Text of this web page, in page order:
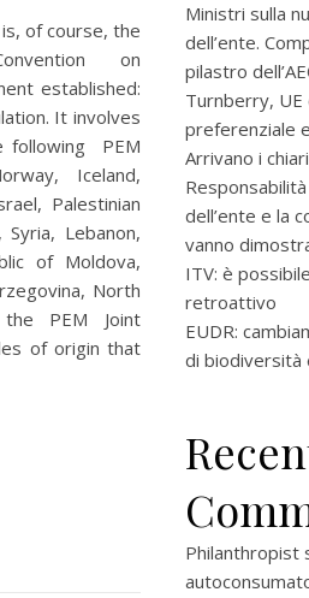
of course, the
on
established:
It involves
following PEM
Iceland,
Palestinian
Lebanon,
of Moldova,
North
PEM Joint
of origin that
Ministri sulla
dell’ente.
pilastro
Turnberry, UE
preferenziale
Arrivano i
dell’ente e la
vanno
ITV: è
retroattivo
EUDR:
di biodiversità
Philanthropist